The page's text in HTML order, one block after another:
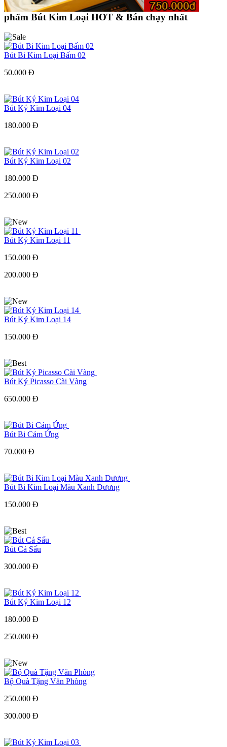
phẩm Bút Kim Loại HOT & Bán chạy nhất
Bút Bi Kim Loại Bấm 02
50.000 Đ
Bút Ký Kim Loại 04
180.000 Đ
Bút Ký Kim Loại 02
180.000 Đ
250.000 Đ
Bút Ký Kim Loại 11
150.000 Đ
200.000 Đ
Bút Ký Kim Loại 14
150.000 Đ
Bút Ký Picasso Cài Vàng
650.000 Đ
Bút Bi Cảm Ứng
70.000 Đ
Bút Bi Kim Loại Màu Xanh Dương
150.000 Đ
Bút Cá Sấu
300.000 Đ
Bút Ký Kim Loại 12
180.000 Đ
250.000 Đ
Bộ Quà Tặng Văn Phòng
250.000 Đ
300.000 Đ